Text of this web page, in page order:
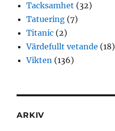
Tacksamhet (32)
Tatuering (7)
Titanic (2)
Värdefullt vetande (18)
Vikten (136)
ARKIV